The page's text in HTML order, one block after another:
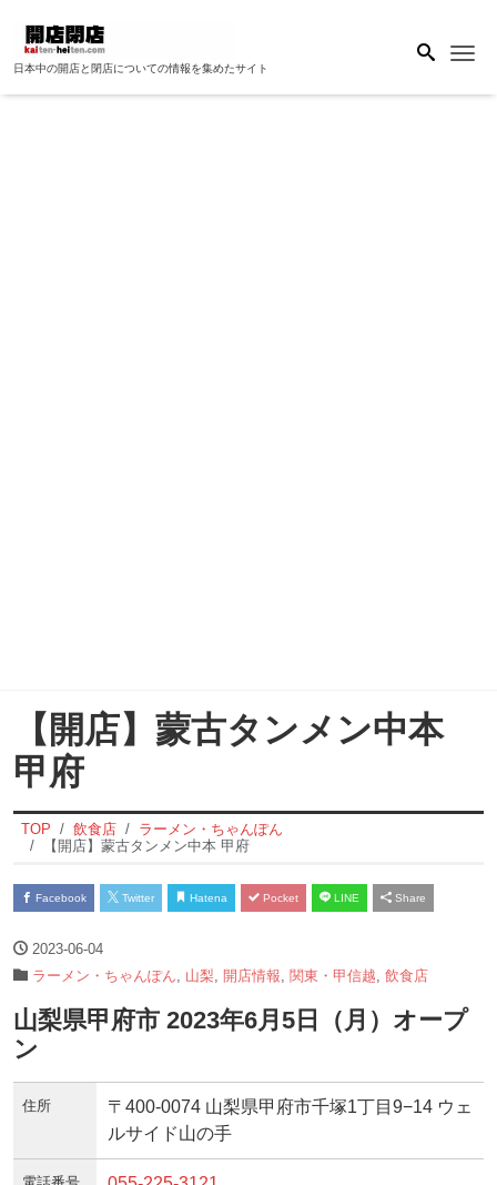
日本中の開店と閉店についての情報を集めたサイト
【開店】蒙古タンメン中本
甲府
TOP 飲食店
ラーメン・ちゃんぽん
【開店】蒙古タンメン中本 甲府
Facebook Twitter Hatena Pocket LINE Share
2023-06-04
ラーメン・ちゃんぽん
山梨 開店情報 関東・甲信越 飲食店
山梨県甲府市 2023年6月5日（月）オープ
ン
住所
〒400-0074 山梨県甲府市千塚1丁目9−14 ウェ
ルサイド山の手